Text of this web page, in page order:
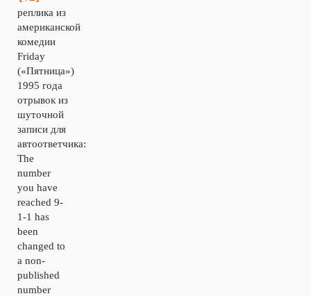
реплика из
американской
комедии
Friday
(«Пятница»)
1995 года
отрывок из
шуточной
записи для
автоответчика:
The
number
you have
reached 9-
1-1 has
been
changed to
a non-
published
number